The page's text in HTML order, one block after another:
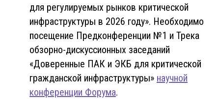
для регулируемых рынков критической
инфраструктуры в 2026 году». Необходимо
посещение Предконференции №1 и Трека
обзорно-дискуссионных заседаний
«Доверенные ПАК и ЭКБ для критической
гражданской инфраструктуры» научной
конференции Форума.